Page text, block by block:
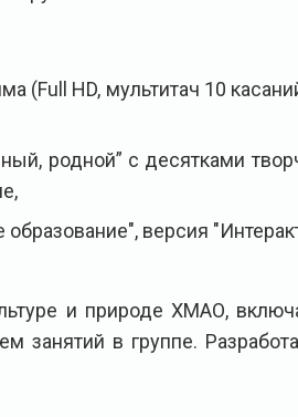
(Full HD, мультитач 10
родной” с десятками
версия
и природе ХМАО,
занятий в группе.